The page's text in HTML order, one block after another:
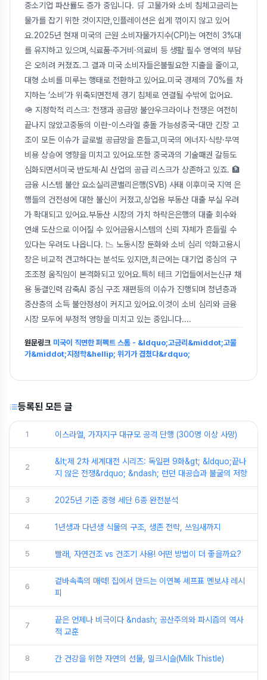
중소기업 파산률도 증가 중입니다. 🛒 고물가와 소비 침체고금리는
물가를 잡기 위한 것이지만,인플레이션은 쉽게 꺾이지 않고 있어
요.2025년 현재 미국의 근원 소비자물가지수(CPI)는 여전히 3%대
를 유지하고 있으며,식료품·주거비·의료비 등 생활 필수 영역의 부담
은 오히려 커졌죠.그 결과 미국 소비자들은불필요한 지출을 줄이고,
대형 소비를 미루는 행태로 전환하고 있어요.미국 경제의 70%를 차
지하는 ‘소비’가 위축되면전체 경기 침체로 연결될 수밖에 없어요.
🪖 지정학적 리스크: 전쟁과 공급망 불안우크라이나 전쟁은 여전히
끝나지 않았고중동의 이란-이스라엘 충돌 가능성중국-대만 긴장 고
조이 모든 이슈가 글로벌 공급망을 흔들고,미국의 에너지·식량·무역
비용 상승에 영향을 미치고 있어요.또한 중국과의 기술패권 갈등도
심화되면서미국 반도체·AI 산업의 공급 리스크가 상존하고 있죠. 🏦
금융 시스템 불안 요소실리콘밸리은행(SVB) 사태 이후미국 지역 은
행들의 건전성에 대한 불신이 커졌고,상업용 부동산 대출 부실 우려
가 확대되고 있어요.부동산 시장의 가치 하락은은행의 대출 회수와
연쇄 도산으로 이어질 수 있어금융시스템의 신뢰 자체가 흔들릴 수
있다는 우려도 나옵니다. 📉 노동시장 둔화와 소비 심리 악화고용시
장은 비교적 견고하다는 분석도 있지만,최근에는 대기업 중심의 구
조조정 움직임이 본격화되고 있어요.특히 테크 기업들에서는신규 채
용 동결인력 감축AI 중심 구조 재편등의 이슈가 진행되며 청년층과
중산층의 소득 불안정성이 커지고 있어요.이것이 소비 심리와 금융
시장 모두에 부정적 영향을 미치고 있는 중입니다....
원문링크 미국이 직면한 퍼펙트 스톰 - &ldquo;고금리&middot;고물
가&middot;지정학&hellip; 위기가 겹쳤다&rdquo;
등록된 모든 글
1 이스라엘, 가자지구 대규모 공격 단행 (300명 이상 사망)
2
&lt;제 2차 세계대전 시리즈: 독일편 9화&gt; &ldquo;끝나
지 않은 전쟁&rdquo; &ndash; 런던 대공습과 불굴의 저항
3 2025년 기준 중형 세단 6종 완전분석
4 1년생과 다년생 식물의 구조, 생존 전략, 쓰임새까지
5 빨래, 자연건조 vs 건조기 사용! 어떤 방법이 더 좋을까요?
6
겉바속촉의 매력! 집에서 만드는 이연복 셰프표 멘보샤 레시
피
7
끝은 언제나 비극이다 &ndash; 공산주의와 파시즘의 역사
적 교훈
8 간 건강을 위한 자연의 선물, 밀크시슬(Milk Thistle)